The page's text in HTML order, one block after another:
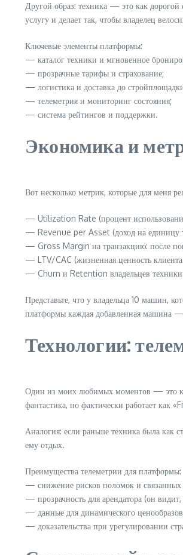
Другой образ: техника — это как
услугу и делает так, чтобы владелец
Ключевые элементы платформы:
— каталог техники и мгновенное
— прозрачные тарифы и страхование;
— логистика и доставка до
— телеметрия и мониторинг состояния;
— система рейтингов и поддержки.
Экономика и
Вот несколько метрик, которые для меня
— Utilization Rate (процент
— Revenue per Asset (доход на единицу
— Gross Margin на транзакцию: после
— LTV/CAC (жизненная ценность клиента
— Churn и Retention владельцев техники:
Представьте, что у владельца 10 машин,
платформы каждая добавленная машина —
Технологии:
Один из моих любимых моментов — это
фантастика, но фактически работает как
Аналогия: если раньше техника была как
ему отдых.
Преимущества телеметрии для платформы:
— снижение рисков поломок и связанных
— прозрачность для арендатора (он
— данные для динамического
— доказательства при урегулировании